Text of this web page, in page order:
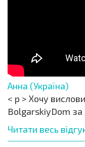
Анна (Україна)
< p > Хочу
BolgarskiyDom
Читати весь